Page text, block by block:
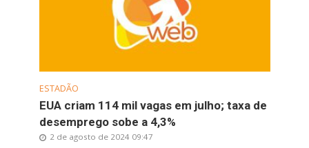
ESTADÃO
EUA criam 114 mil vagas em julho; taxa de
desemprego sobe a 4,3%
2 de agosto de 2024 09:47